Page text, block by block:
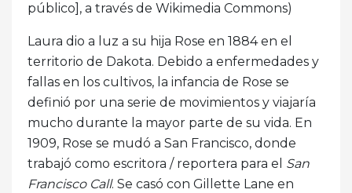
público], a través de Wikimedia Commons)
Laura dio a luz a su hija Rose en 1884 en el
territorio de Dakota. Debido a enfermedades y
fallas en los cultivos, la infancia de Rose se
definió por una serie de movimientos y viajaría
mucho durante la mayor parte de su vida. En
1909, Rose se mudó a San Francisco, donde
trabajó como escritora / reportera para el San
Francisco Call. Se casó con Gillette Lane en